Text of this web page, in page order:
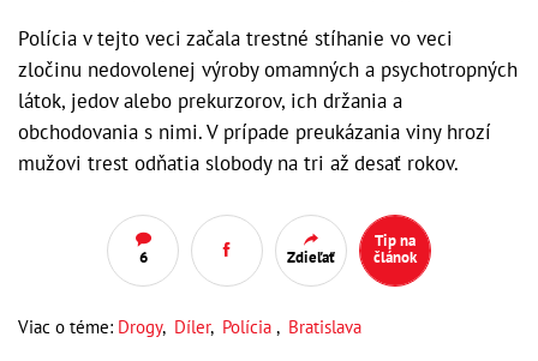
Polícia v tejto veci začala trestné stíhanie vo veci
zločinu nedovolenej výroby omamných a psychotropných
látok, jedov alebo prekurzorov, ich držania a
obchodovania s nimi. V prípade preukázania viny hrozí
mužovi trest odňatia slobody na tri až desať rokov.
6 Zdieľať
Tip na
článok
Viac o téme: Drogy, Díler, Polícia , Bratislava